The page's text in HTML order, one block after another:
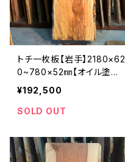
トチ一枚板【岩手】2180×62
0~780×52㎜【オイル塗装
仕上げ済み】
¥192,500
SOLD OUT